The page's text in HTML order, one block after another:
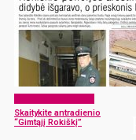
Skaitykite antradienio
“Gimtąjį Rokiškį”